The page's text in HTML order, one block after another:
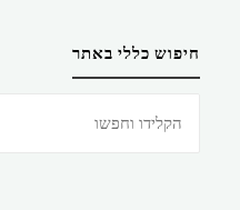
חיפוש כללי באתר